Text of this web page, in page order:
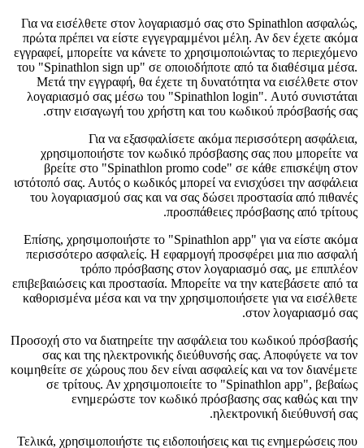
Για να εισέλθετε στον λογαριασμό σας στο Spinathlon ασφαλώς,
πρώτα πρέπει να είστε εγγεγραμμένοι μέλη. Αν δεν έχετε ακόμα
εγγραφεί, μπορείτε να κάνετε το χρησιμοποιώντας το περιεχόμενο
του "Spinathlon sign up" σε οποιοδήποτε από τα διαθέσιμα μέσα.
Μετά την εγγραφή, θα έχετε τη δυνατότητα να εισέλθετε στον
λογαριασμό σας μέσω του "Spinathlon login". Αυτό συνιστάται
στην εισαγωγή του χρήστη και του κωδικού πρόσβασής σας.
Για να εξασφαλίσετε ακόμα περισσότερη ασφάλεια,
χρησιμοποιήστε τον κωδικό πρόσβασης σας που μπορείτε να
βρείτε στο "Spinathlon promo code" σε κάθε επισκέψη στον
ιστότοπό σας. Αυτός ο κωδικός μπορεί να ενισχύσει την ασφάλεια
του λογαριασμού σας και να σας δώσει προστασία από πιθανές
προσπάθειες πρόσβασης από τρίτους.
Επίσης, χρησιμοποιήστε το "Spinathlon app" για να είστε ακόμα
περισσότερο ασφαλείς. Η εφαρμογή προσφέρει μια πιο ασφαλή
τρόπο πρόσβασης στον λογαριασμό σας, με επιπλέον
επιβεβαιώσεις και προστασία. Μπορείτε να την κατεβάσετε από τα
καθορισμένα μέσα και να την χρησιμοποιήσετε για να εισέλθετε
στον λογαριασμό σας.
Προσοχή στο να διατηρείτε την ασφάλεια του κωδικού πρόσβασής
σας και της ηλεκτρονικής διεύθυνσής σας. Αποφύγετε να τον
κοιμηθείτε σε χώρους που δεν είναι ασφαλείς και να τον διανέμετε
σε τρίτους. Αν χρησιμοποιείτε το "Spinathlon app", βεβαίως
ενημερώστε τον κωδικό πρόσβασης σας καθώς και την
ηλεκτρονική διεύθυνσή σας.
Τελικά, χρησιμοποιήστε τις ειδοποιήσεις και τις ενημερώσεις που